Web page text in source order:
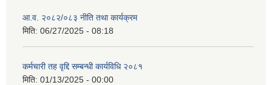
आ.व. २०८२/०८३ नीति तथा कार्यक्रम
मिति: 06/27/2025 - 08:18
कर्मचारी तह वृद्दि सम्बन्धी कार्यविधि २०८१
मिति: 01/13/2025 - 00:00